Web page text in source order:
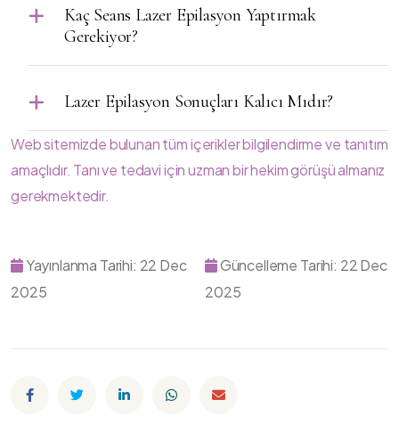
Kaç Seans Lazer Epilasyon Yaptırmak
Gerekiyor?
Lazer Epilasyon Sonuçları Kalıcı Mıdır?
Web sitemizde bulunan tüm içerikler bilgilendirme ve tanıtım
amaçlıdır. Tanı ve tedavi için uzman bir hekim görüşü almanız
gerekmektedir.
Yayınlanma Tarihi: 22 Dec
2025
Güncelleme Tarihi: 22 Dec
2025